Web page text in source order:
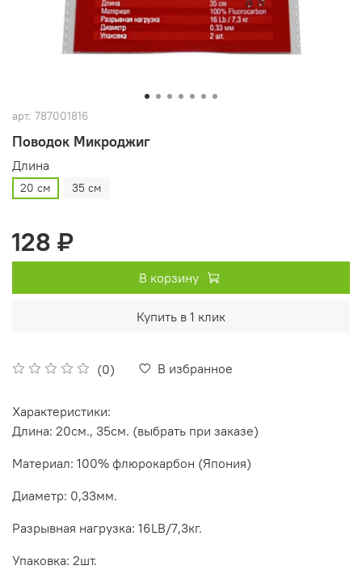
арт. 787001816
Поводок Микроджиг
(0) В избранное
Длина
20 см 35 см
128 ₽
В корзину
Купить в 1 клик
Характеристики:
Длина: 20см., 35см. (выбрать при заказе)
Материал: 100% флюрокарбон (Япония)
Диаметр: 0,33мм.
Разрывная нагрузка: 16LB/7,3кг.
Упаковка: 2шт.